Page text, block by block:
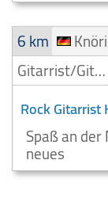
6 km
Gitarrist/Gitarrenspieler
Rock Gitarrist
Spaß an
neues